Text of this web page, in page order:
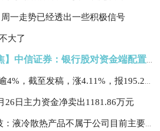
一走势已经透出一些积极信号
大了
26日主力资金净卖出1181.86万元